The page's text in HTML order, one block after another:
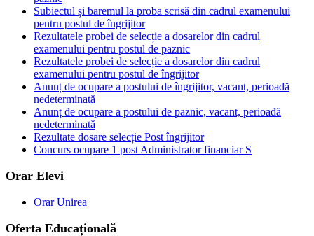
Subiectul și baremul la proba scrisă din cadrul examenului
pentru postul de îngrijitor
Rezultatele probei de selecție a dosarelor din cadrul
examenului pentru postul de paznic
Rezultatele probei de selecție a dosarelor din cadrul
examenului pentru postul de îngrijitor
Anunț de ocupare a postului de îngrijitor, vacant, perioadă
nedeterminată
Anunț de ocupare a postului de paznic, vacant, perioadă
nedeterminată
Rezultate dosare selecție Post îngrijitor
Concurs ocupare 1 post Administrator financiar S
Orar Elevi
Orar Unirea
Oferta Educațională